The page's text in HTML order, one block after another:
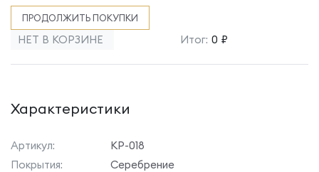
ПРОДОЛЖИТЬ ПОКУПКИ
НЕТ В КОРЗИНЕ Итог: 0 ₽
Характеристики
Артикул:
КР-018
Покрытия:
Серебрение